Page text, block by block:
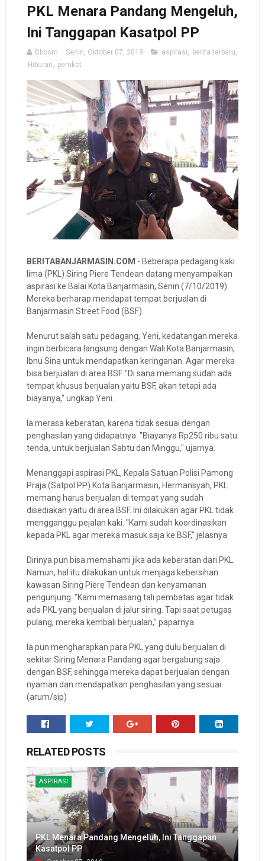
PKL Menara Pandang Mengeluh,
Ini Tanggapan Kasatpol PP
Bbcom Senin, Oktober 07, 2019 aspirasi, berita terbaru,
Hiburan, pemkot
BERITABANJARMASIN.COM - Beberapa pedagang kaki
lima (PKL) Siring Piere Tendean datang menyampaikan
aspirasi ke Balai Kota Banjarmasin, Senin (7/10/2019).
Mereka berharap mendapat tempat berjualan di
Banjarmasin Street Food (BSF).
Menurut salah satu pedagang, Yeni, kedatangan mereka
ingin berbicara langsung dengan Wali Kota Banjarmasin,
Ibnu Sina untuk mendapatkan keringanan. Agar mereka
bisa berjualan di area BSF. "Di sana memang sudah ada
tempat khusus berjualan yaitu BSF, akan tetapi ada
biayanya," ungkap Yeni.
Ia merasa keberatan, karena tidak sesuai dengan
penghasilan yang didapatnya. "Biayanya Rp250 ribu satu
tenda, untuk berjualan Sabtu dan Minggu," ujarnya.
Menanggapi aspirasi PKL, Kepala Satuan Polisi Pamong
Praja (Satpol PP) Kota Banjarmasin, Hermansyah, PKL
memang harus berjualan di tempat yang sudah
disediakan yaitu di area BSF. Ini dilakukan agar PKL tidak
mengganggu pejalan kaki. "Kami sudah koordinasikan
kepada PKL agar mereka masuk saja ke BSF," jelasnya.
Dirinya pun bisa memahami jika ada keberatan dari PKL.
Namun, hal itu dilakukan untuk menjaga kebersihan
kawasan Siring Piere Tendean dan kenyamanan
pengunjung. "Kami memasang tali pembatas agar tidak
ada PKL yang berjualan di jalur siring. Tapi saat petugas
pulang, mereka kembali berjualan," paparnya.
Ia pun mengharapkan para PKL yang dulu berjualan di
sekitar Siring Menara Pandang agar bergabung saja
dengan BSF, sehingga mereka dapat berjualan dengan
nyaman dan mendapatkan penghasilan yang sesuai.
(arum/sip)
RELATED POSTS
ASPIRASI
PKL Menara Pandang Mengeluh, Ini Tanggapan
Kasatpol PP